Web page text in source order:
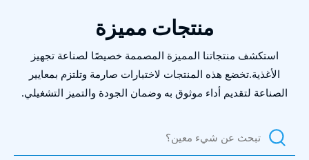
منتجات مميزة
استكشف منتجاتنا المميزة المصممة خصيصًا لصناعة تجهيز
الأغذية.تخضع هذه المنتجات لاختبارات صارمة وتلتزم بمعايير
الصناعة لتقديم أداء موثوق به وضمان الجودة والتميز التشغيلي.